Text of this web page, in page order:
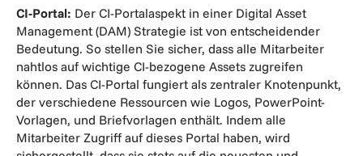
CI-Portal: Der CI-Portalaspekt in einer Digital Asset
Management (DAM) Strategie ist von entscheidender
Bedeutung. So stellen Sie sicher, dass alle Mitarbeiter
nahtlos auf wichtige CI-bezogene Assets zugreifen
können. Das CI-Portal fungiert als zentraler Knotenpunkt,
der verschiedene Ressourcen wie Logos, PowerPoint-
Vorlagen, und Briefvorlagen enthält. Indem alle
Mitarbeiter Zugriff auf dieses Portal haben, wird